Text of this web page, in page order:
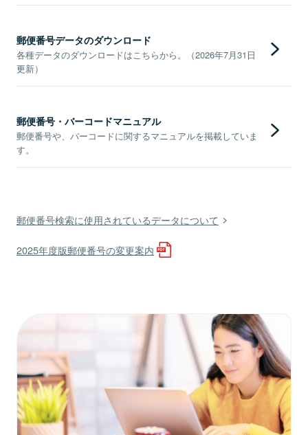
郵便番号データのダウンロード
各種データのダウンロードはこちらから。（2026年7月31日
更新）
郵便番号・バーコードマニュアル
郵便番号や、バーコードに関するマニュアルを掲載していま
す。
郵便番号検索に使用されているデータについて
2025年度版郵便番号の変更案内